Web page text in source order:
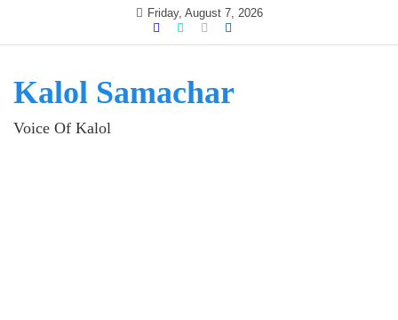
Friday, August 7, 2026
Kalol Samachar
Voice Of Kalol